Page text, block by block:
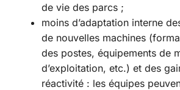
de vie des parcs ;
moins d’adaptation interne
de nouvelles machines
des postes, équipements de
d’exploitation, etc.) et des
réactivité : les équipes